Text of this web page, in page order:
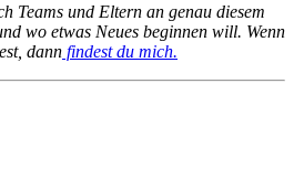
Teams und Eltern an genau diesem
wo etwas Neues beginnen will. Wenn
dann findest du mich.